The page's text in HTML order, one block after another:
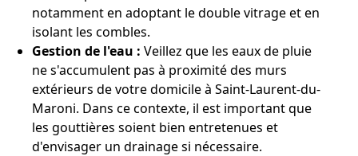
notamment en adoptant le double vitrage et en
isolant les combles.
Gestion de l'eau : Veillez que les eaux de pluie
ne s'accumulent pas à proximité des murs
extérieurs de votre domicile à Saint-Laurent-du-
Maroni. Dans ce contexte, il est important que
les gouttières soient bien entretenues et
d'envisager un drainage si nécessaire.